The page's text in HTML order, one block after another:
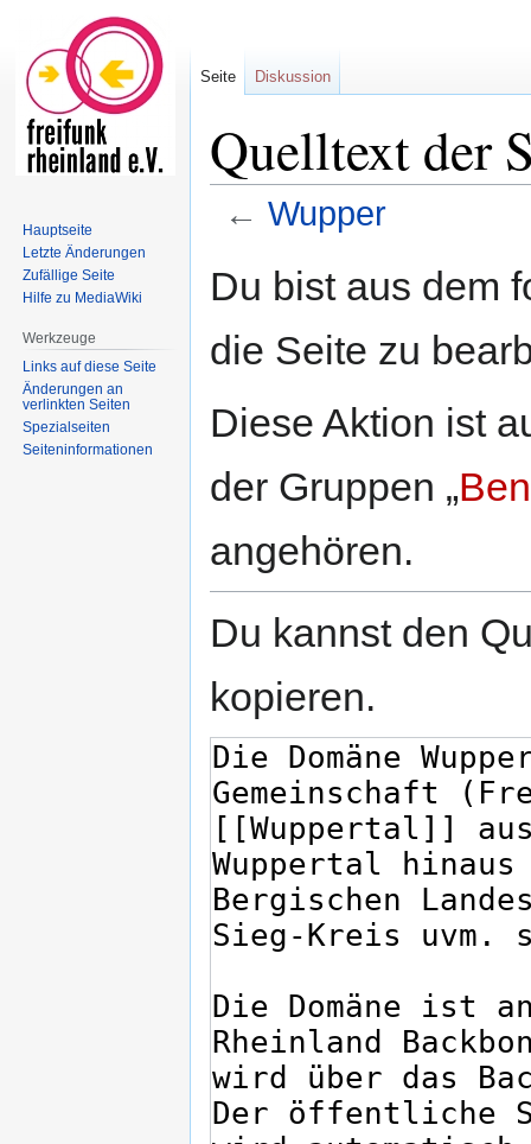
Quelltext der
← Wupper
Navigation
Suche
Du bist aus dem
die Seite zu
Diese Aktion ist
der Gruppen „
angehören.
Du kannst den
kopieren.
Seite Diskussion
Hauptseite
Letzte Änderungen
Zufällige Seite
Hilfe zu MediaWiki
Werkzeuge
Links auf diese Seite
Änderungen an
verlinkten Seiten
Spezialseiten
Seiten­informationen